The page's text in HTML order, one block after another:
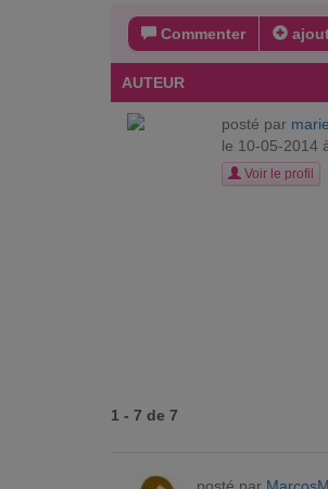
Commenter
AUTEUR
posté par
le 10-05-2014
Voir le profil
1 - 7 de 7